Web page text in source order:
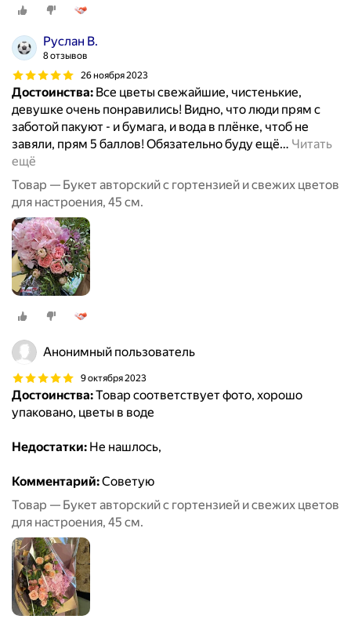
Руслан В.
8 отзывов
26 ноября 2023
Достоинства: Все цветы свежайшие, чистенькие,
девушке очень понравились! Видно, что люди прям с
заботой пакуют - и бумага, и вода в плёнке, чтоб не
завяли, прям 5 баллов! Обязательно буду ещё… Читать
ещё
Товар — Букет авторский с гортензией и свежих цветов
для настроения, 45 см.
Анонимный пользователь
9 октября 2023
Достоинства:Товар соответствует фото, хорошо
упаковано, цветы в воде
Недостатки: Не нашлось,
Комментарий:Советую
Товар — Букет авторский с гортензией и свежих цветов
для настроения, 45 см.